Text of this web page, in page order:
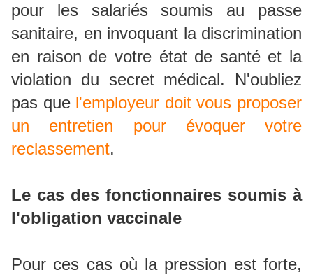
pour les salariés soumis au passe
sanitaire, en invoquant la discrimination
en raison de votre état de santé et la
violation du secret médical. N'oubliez
pas que l'employeur doit vous proposer
un entretien pour évoquer votre
reclassement.
Le cas des fonctionnaires soumis à
l'obligation vaccinale
Pour ces cas où la pression est forte,